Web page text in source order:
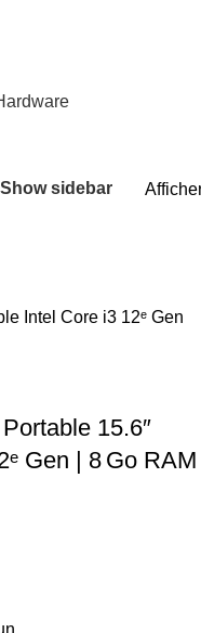
Show sidebar
15.6″
Gen | 8 Go RAM